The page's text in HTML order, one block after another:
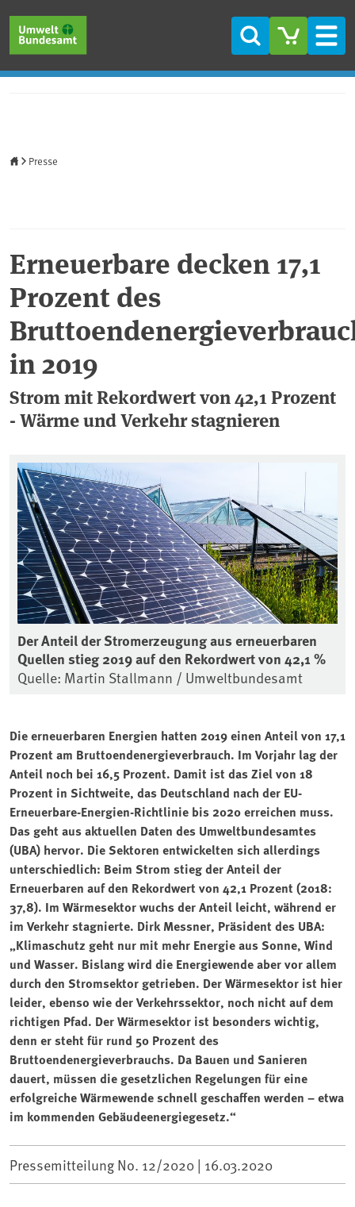
Suche
Presse
Erneuerbare decken 17,1
Prozent des
in 2019
Strom mit Rekordwert von 42,1 Prozent
- Wärme und Verkehr stagnieren
Der Anteil der Stromerzeugung aus erneuerbaren
Quellen stieg 2019 auf den Rekordwert von 42,1 %
Quelle: Martin Stallmann / Umweltbundesamt
Die erneuerbaren Energien hatten 2019 einen Anteil von 17,1
Prozent am Bruttoendenergieverbrauch. Im Vorjahr lag der
Anteil noch bei 16,5 Prozent. Damit ist das Ziel von 18
Prozent in Sichtweite, das Deutschland nach der EU-
Erneuerbare-Energien-Richtlinie bis 2020 erreichen muss.
Das geht aus aktuellen Daten des Umweltbundesamtes
(UBA) hervor. Die Sektoren entwickelten sich allerdings
unterschiedlich: Beim Strom stieg der Anteil der
Erneuerbaren auf den Rekordwert von 42,1 Prozent (2018:
37,8). Im Wärmesektor wuchs der Anteil leicht, während er
im Verkehr stagnierte. Dirk Messner, Präsident des UBA:
„Klimaschutz geht nur mit mehr Energie aus Sonne, Wind
und Wasser. Bislang wird die Energiewende aber vor allem
durch den Stromsektor getrieben. Der Wärmesektor ist hier
leider, ebenso wie der Verkehrssektor, noch nicht auf dem
richtigen Pfad. Der Wärmesektor ist besonders wichtig,
denn er steht für rund 50 Prozent des
Bruttoendenergieverbrauchs. Da Bauen und Sanieren
dauert, müssen die gesetzlichen Regelungen für eine
erfolgreiche Wärmewende schnell geschaffen werden – etwa
im kommenden Gebäudeenergiegesetz.“
Pressemitteilung No. 12/2020 | 16.03.2020